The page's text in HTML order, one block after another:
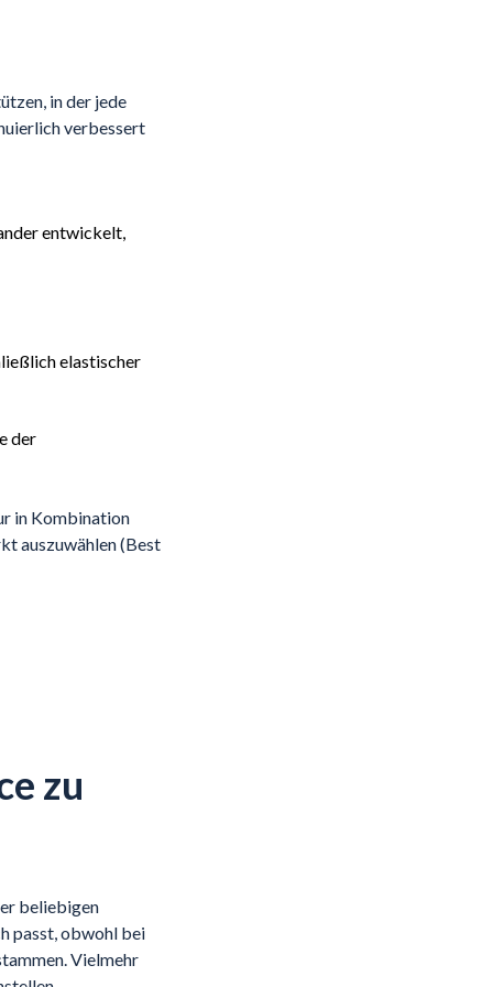
in der jede
verbessert
entwickelt,
elastischer
der
in Kombination
auszuwählen (Best
zu
beliebigen
passt, obwohl bei
Vielmehr